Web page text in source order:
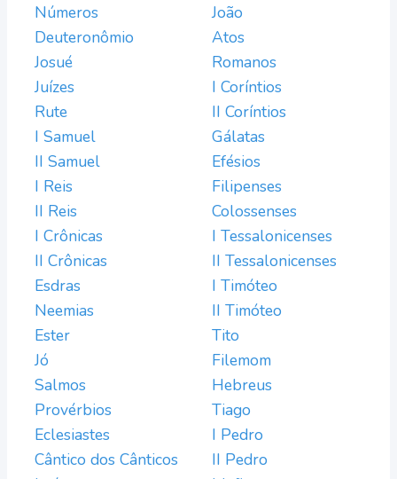
Números
Deuteronômio
Josué
Juízes
Rute
I Samuel
II Samuel
I Reis
II Reis
I Crônicas
II Crônicas
Esdras
Neemias
Ester
Jó
Salmos
Provérbios
Eclesiastes
Cântico dos Cânticos
João
Atos
Romanos
I Coríntios
II Coríntios
Gálatas
Efésios
Filipenses
Colossenses
I Tessalonicenses
II Tessalonicenses
I Timóteo
II Timóteo
Tito
Filemom
Hebreus
Tiago
I Pedro
II Pedro